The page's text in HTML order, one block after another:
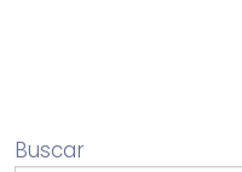
Buscar